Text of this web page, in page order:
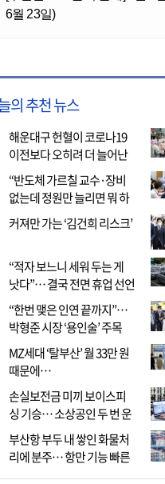
의 추천 뉴스
해운대구 헌혈이 코로나19
이전보다 오히려 더 늘어난
이유는?
“반도체 가르칠 교수·장비
없는데 정원만 늘리면 뭐 하
나”
커져만 가는 ‘김건희 리스크’
“적자 보느니 세워 두는 게
낫다”… 결국 전면 휴업 선언
한 택시회사
“한번 맺은 인연 끝까지”…
박형준 시장 ‘용인술’ 주목
MZ세대 ‘탈부산’ 월 33만 원
때문에…
손실보전금 미끼 보이스피
싱 기승… 소상공인 두 번 운
다
부산항 부두 내 쌓인 화물처
리에 분주… 항만 기능 빠른
회복세